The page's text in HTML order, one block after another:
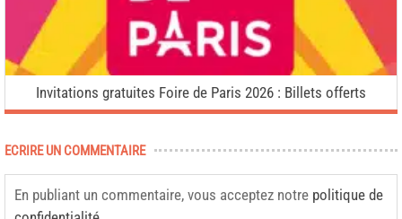
Invitations gratuites Foire de Paris 2026 : Billets offerts
ECRIRE UN COMMENTAIRE
En publiant un commentaire, vous acceptez notre politique de